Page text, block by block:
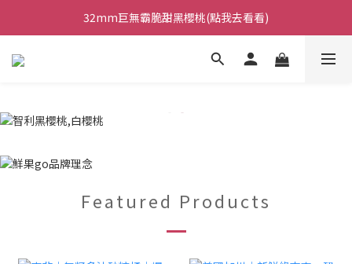
日本巨無霸水蜜桃鮮甜多汁!(點我去看看)
32mm巨無霸脆甜黑櫻桃(點我去看看)
台灣梨之最｜甘露梨 (點我去看看)
Featured Products